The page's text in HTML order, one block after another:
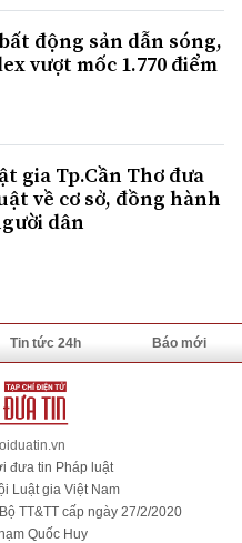
động sản dẫn sóng,
vượt mốc 1.770 điểm
gia Tp.Cần Thơ đưa
về cơ sở, đồng hành
dân
Tin tức 24h Báo mới
đưa tin Pháp luật
Luật gia Việt Nam
TT&TT cấp ngày 27/2/2020
Quốc Huy